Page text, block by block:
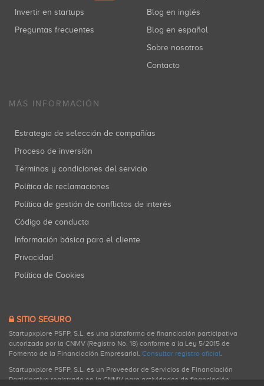
Invertir en startups
Preguntas frecuentes
Blog en inglés
Blog en español
Sobre nosotros
Contacto
MÁS INFORMACIÓN
Estrategia de selección de compañías
Proceso de inversión
Términos y condiciones del servicio
Política de reclamaciones
Política de gestión de conflictos de interés
Código de conducta
Información básica para el cliente
Privacidad
Política de Cookies
SITIO SEGURO
Startupxplore PSFP, S.L. es una plataforma de financiación participativa
autorizada por la CNMV (Registro No. 18) conforme a la Ley 5/2015 de
Fomento de la Financiación Empresarial. Consultar registro oficial.
Startupxplore PSFP, S.L. es un Proveedor de Servicios de Financiación
Participativa registrado en la CNMV para actividades de financiación